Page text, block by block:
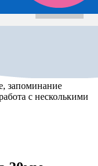
запоминание
с несколькими